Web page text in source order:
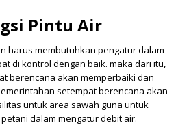
Pintu Air
harus membutuhkan pengatur dalam
di kontrol dengan baik. maka dari itu,
berencana akan memperbaiki dan
setempat berencana akan
untuk area sawah guna untuk
dalam mengatur debit air.